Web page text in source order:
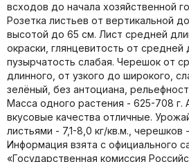
всходов до начала хозяйственной
Розетка листьев от вертикальной
высотой до 65 см. Лист средней
окраски, глянцевитость от средней
пузырчатость слабая. Черешок от
длинного, от узкого до широкого,
зелёный, без антоциана,
Масса одного растения - 625-708 г.
вкусовые качества отличные.
листьями - 7,1-8,0 кг/кв.м., черешков
Информация взята с официального
«Государственная комиссия